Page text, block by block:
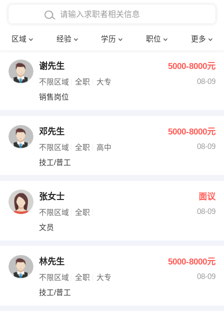
区域 经验 学历 职位 更多
在校学生工作经验
四年以上工作经验
五年以上工作经验
博士
文员 护士
财务会计
网络IT
收银员
水电/机修
编辑 法律
确定
谢先生 5000-8000元
不限区域 全职 大专
08-09
销售岗位
邓先生 5000-8000元
不限区域 全职 高中
08-09
技工/普工
张女士 面议
不限区域 全职
08-09
文员
林先生 5000-8000元
不限区域 全职 大专
08-09
技工/普工